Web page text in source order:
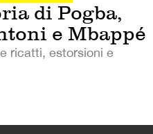
di Pogba,
e Mbappé
ricatti, estorsioni e